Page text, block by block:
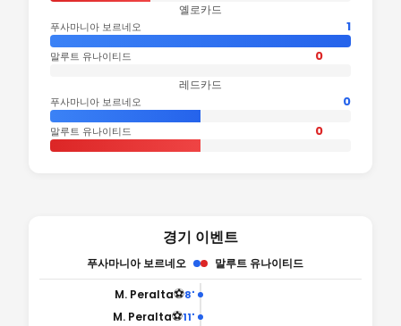
옐로카드
푸사마니아 보르네오 1
말루트 유나이티드 0
레드카드
푸사마니아 보르네오 0
말루트 유나이티드 0
경기 이벤트
푸사마니아 보르네오 말루트 유나이티드
8'
⚽
M. Peralta
11'
⚽
M. Peralta